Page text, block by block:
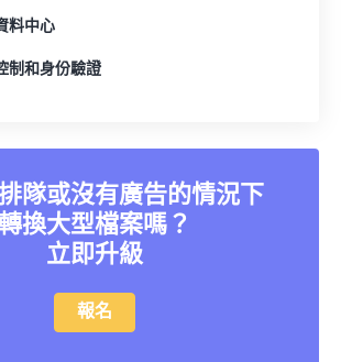
料中心
制和身份驗證
隊或沒有廣告的情況下
轉換大型檔案嗎？
立即升級
報名